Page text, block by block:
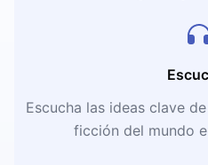
Escucha las ideas clave
ficción del mundo